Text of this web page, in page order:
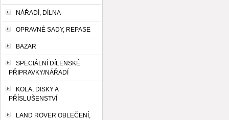
NÁŘADÍ, DÍLNA
OPRAVNÉ SADY, REPASE
BAZAR
SPECIÁLNÍ DÍLENSKÉ
PŘIPRAVKY/NÁŘADÍ
KOLA, DISKY A
PŘÍSLUŠENSTVÍ
LAND ROVER OBLEČENÍ,